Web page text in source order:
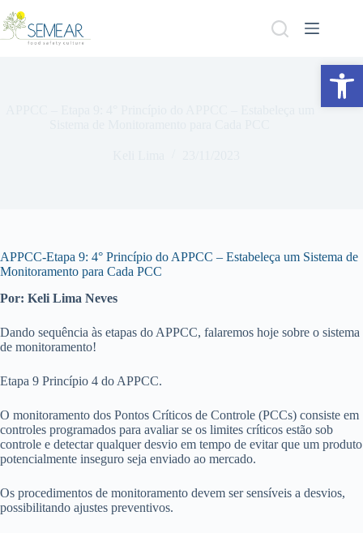
Abrir a barra de ferramentas
APPCC-Etapa 9: 4° Princípio do APPCC – Estabeleça um Sistema de
Monitoramento para Cada PCC
Por: Keli Lima Neves
Dando sequência às etapas do APPCC, falaremos hoje sobre o sistema
de monitoramento!
Etapa 9 Princípio 4 do APPCC.
O monitoramento dos Pontos Críticos de Controle (PCCs) consiste em
controles programados para avaliar se os limites críticos estão sob
controle e detectar qualquer desvio em tempo de evitar que um produto
potencialmente inseguro seja enviado ao mercado.
Os procedimentos de monitoramento devem ser sensíveis a desvios,
possibilitando ajustes preventivos.